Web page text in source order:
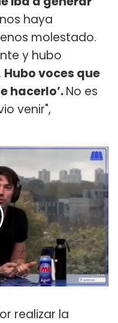
haya
molestado.
y hubo
Hubo voces que
hacerlo’.No es
venir",
realizar la